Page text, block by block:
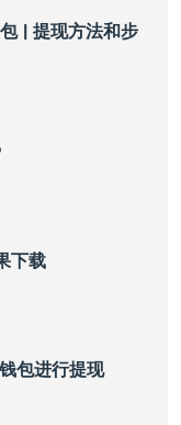
| 提现方法和步
下载
包进行提现